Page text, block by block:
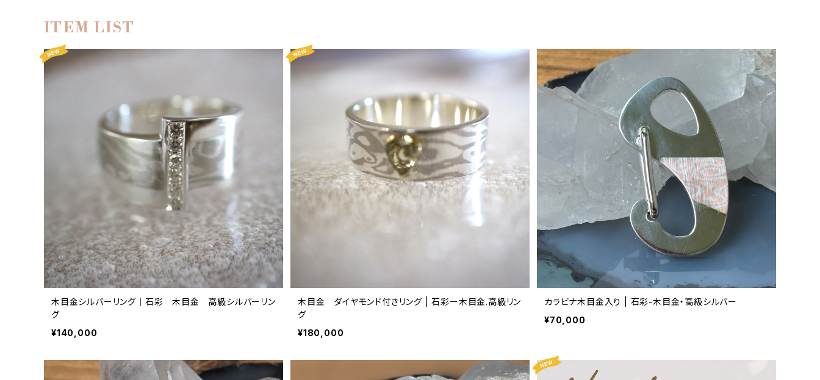
ITEM LIST
木目金シルバーリング｜石彩 木目金 高級シルバーリン
グ
¥140,000
木目金 ダイヤモンド付きリング | 石彩ー木目金.高級リン
グ
¥180,000
カラビナ木目金入り | 石彩-木目金・高級シルバー
¥70,000